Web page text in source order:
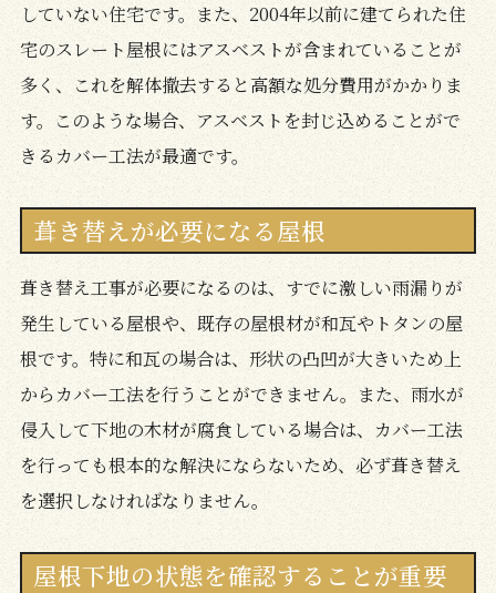
していない住宅です。また、2004年以前に建てられた住
宅のスレート屋根にはアスベストが含まれていることが
多く、これを解体撤去すると高額な処分費用がかかりま
す。このような場合、アスベストを封じ込めることがで
きるカバー工法が最適です。
葺き替えが必要になる屋根
葺き替え工事が必要になるのは、すでに激しい雨漏りが
発生している屋根や、既存の屋根材が和瓦やトタンの屋
根です。特に和瓦の場合は、形状の凸凹が大きいため上
からカバー工法を行うことができません。また、雨水が
侵入して下地の木材が腐食している場合は、カバー工法
を行っても根本的な解決にならないため、必ず葺き替え
を選択しなければなりません。
屋根下地の状態を確認することが重要